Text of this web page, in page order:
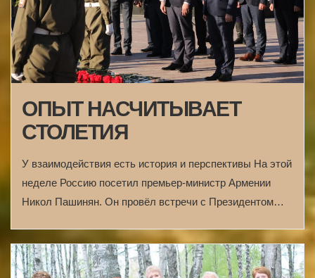
ОПЫТ НАСЧИТЫВАЕТ
СТОЛЕТИЯ
У взаимодействия есть история и перспективы На этой
неделе Россию посетил премьер-министр Армении
Никол Пашинян. Он провёл встречи с Президентом…